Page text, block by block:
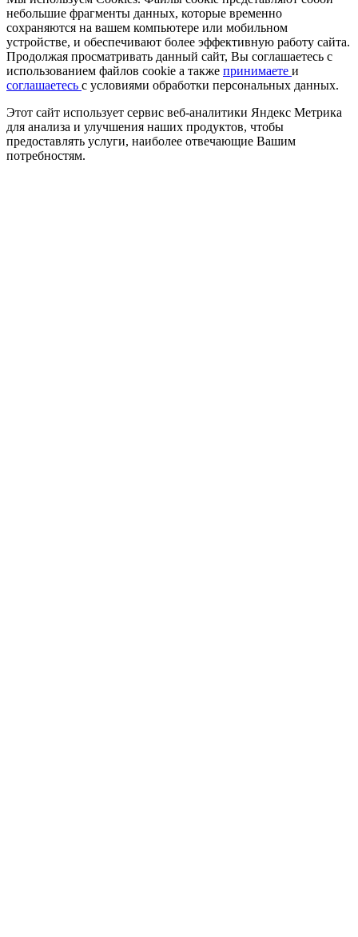
небольшие фрагменты данных, которые временно
сохраняются на вашем компьютере или мобильном
устройстве, и обеспечивают более эффективную работу сайта.
Продолжая просматривать данный сайт, Вы соглашаетесь с
использованием файлов cookie а также принимаете и
соглашаетесь с условиями обработки персональных данных.
Этот сайт использует сервис веб-аналитики Яндекс Метрика
для анализа и улучшения наших продуктов, чтобы
предоставлять услуги, наиболее отвечающие Вашим
потребностям.